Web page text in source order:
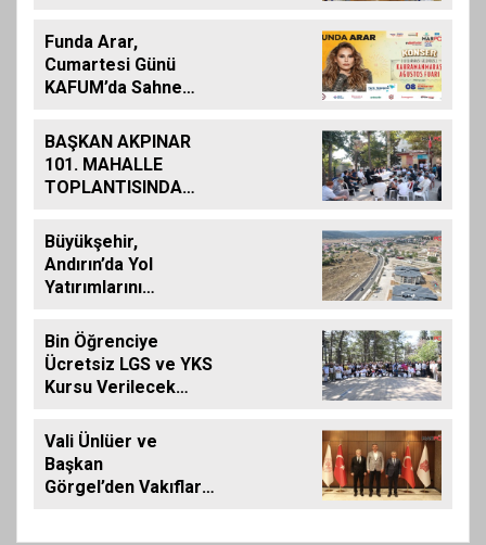
Aileleriyle Bir Araya
Geldi
Funda Arar,
Cumartesi Günü
KAFUM’da Sahne
BAŞKAN AKPINAR
101. MAHALLE
TOPLANTISINDA
MAHALLESİ
SAKİNLERİYLE
BULUŞTU
Büyükşehir,
Andırın’da Yol
Yatırımlarını
Bin Öğrenciye
Ücretsiz LGS ve YKS
Kursu Verilecek…
Vali Ünlüer ve
Başkan
Görgel’den Vakıflar